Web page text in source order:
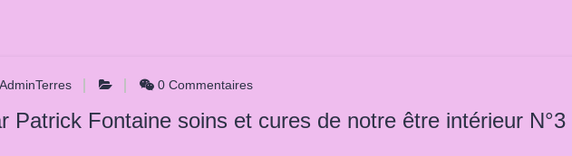
0 Commentaires
Patrick Fontaine soins et cures de notre être intérieur N°3